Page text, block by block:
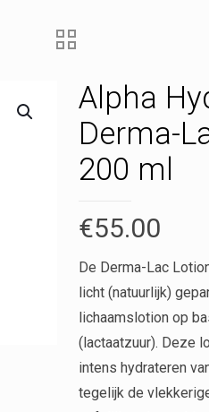
Alpha
Derma-
200 ml
€55.00
De Derma-Lac
licht (natuurlijk)
lichaamslotion op
(lactaatzuur). Deze
intens hydrateren
tegelijk de